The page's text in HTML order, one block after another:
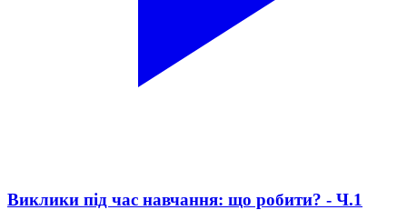
Виклики під час навчання: що робити? - Ч.1